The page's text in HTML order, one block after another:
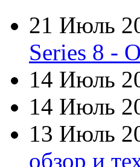
Dell
Dex
Everest
Firtech
Flyper
21 Июль
Series 8 -
14 Июль
14 Июль
13 Июль
обзор и